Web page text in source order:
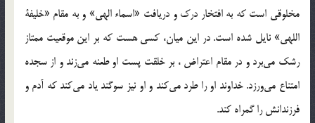
مخلوقى است كه به افتخار درك و دريافت «اسماء الهى» و به مقام «خليفة
اللهى» نايل شده است. در اين ميان، كسى هست كه بر اين موقعيت ممتاز
رشك مى‌برد و در مقام اعتراض ، بر خلقت پست او طعنه مى‌زند و از سجده
امتناع مى‌ورزد. خداوند او را طرد مى‌كند و او نيز سوگند ياد مى‌كند كه آدم و
فرزندانش را گمراه كند.